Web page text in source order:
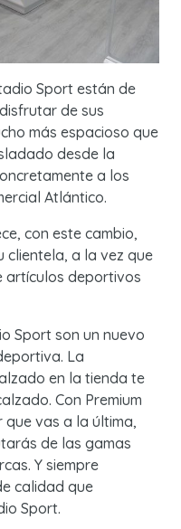
Sport están de
de sus
más espacioso que
desde la
a los
Atlántico.
con este cambio,
clientela, a la vez que
artículos deportivos
Sport son un nuevo
La
en la tienda te
Con Premium
vas a la última,
de las gamas
Y siempre
calidad que
Sport.